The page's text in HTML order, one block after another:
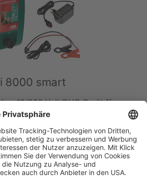
8000 smart
12/230 Volt DUO Gerät für
Ideal für Bullen und
8
bei
17 km